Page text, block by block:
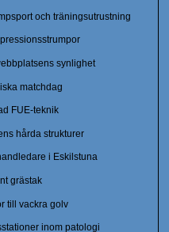
och träningsutrustning
synlighet
matchdag
FUE-teknik
hårda strukturer
i Eskilstuna
grästak
till vackra golv
inom patologi